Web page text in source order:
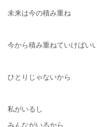
未来は今の積み重ね
今から積み重ねていけばい
ひとりじゃないから
私がいるし
みんながいるから